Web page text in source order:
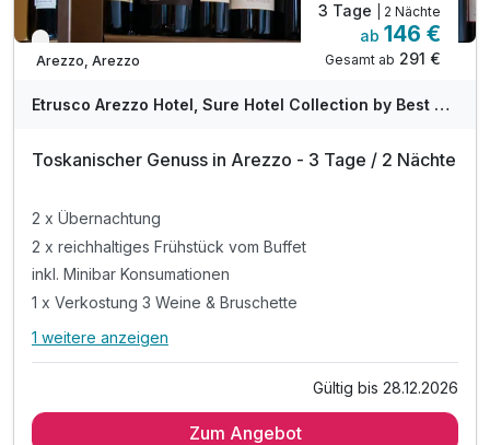
Verfügbar bis Dezember
Arezzo, Arezzo
3 Tage | 2 Nächte
ab 146 €
Gesamt ab 291 €
Etrusco Arezzo Hotel, Sure Hotel Collection by Best Western
Toskanischer Genuss in Arezzo - 3 Tage / 2 Nächte
2 x Übernachtung
2 x reichhaltiges Frühstück vom Buffet
inkl. Minibar Konsumationen
1 x Verkostung 3 Weine & Bruschette
Alle Inklusivleistungen
2 x reichhaltiges Frühstück vom Buffet
1 weitere anzeigen
Gültig bis 28.12.2026
Zum Angebot